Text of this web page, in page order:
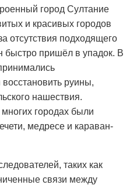
город Султание
и красивых городов
отсутствия подходящего
быстро пришёл в упадок. В
руины,
нашествия.
городах были
медресе и караван-
таких как
связи между